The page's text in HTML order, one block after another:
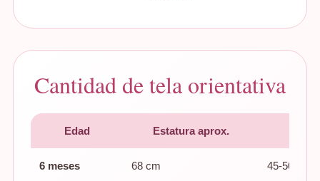
Cantidad de tela orientativa
Edad Estatura aprox.
6 meses 68 cm 45-50 cm